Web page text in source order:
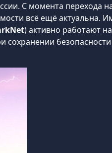
С момента перехода
всё ещё актуальна.
) активно работают